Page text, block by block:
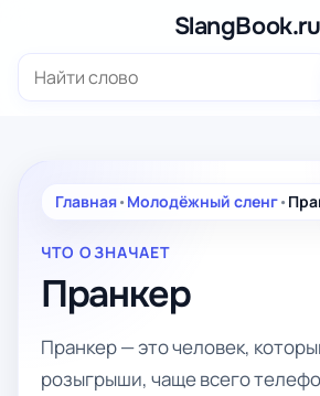
содержимому
SlangBook.ru
Поиск:
Главная• Молодёжный сленг•
ЧТО ОЗНАЧАЕТ
Пранкер
Пранкер — это человек,
розыгрыши, чаще всего